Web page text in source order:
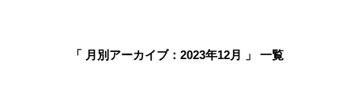
「 月別アーカイブ：2023年12月 」 一覧